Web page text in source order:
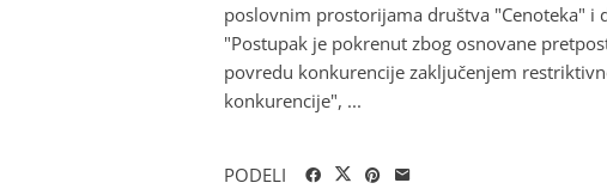
poslovnim prostorijama društva "Cenoteka"
"Postupak je pokrenut zbog osnovane
povredu konkurencije zaključenjem
konkurencije", ...
PODELI